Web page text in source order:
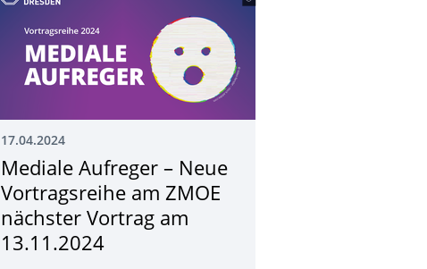
17.04.2024
Mediale Aufreger – Neue
Vortragsreihe am ZMOE
nächster Vortrag am
13.11.2024